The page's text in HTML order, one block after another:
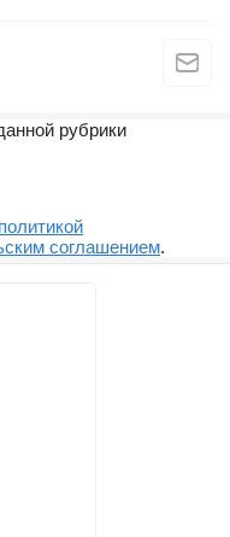
рубрики
политикой
соглашением.